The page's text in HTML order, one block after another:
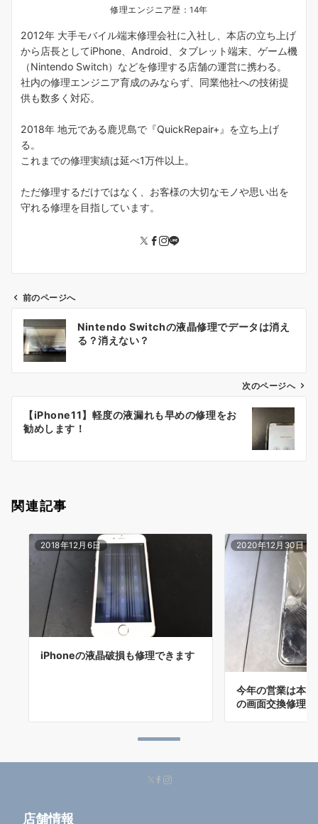
修理エンジニア歴：14年
2012年 大手モバイル端末修理会社に入社し、本店の立ち上げ
から店長としてiPhone、Android、タブレット端末、ゲーム機
（Nintendo Switch）などを修理する店舗の運営に携わる。
社内の修理エンジニア育成のみならず、同業他社への技術提
供も数多く対応。
2018年 地元である鹿児島で『QuickRepair+』を立ち上げ
る。
これまでの修理実績は延べ1万件以上。
ただ修理するだけではなく、お客様の大切なモノや思い出を
守れる修理を目指しています。
ビ
ン
前のページへ
Nintendo Switchの液晶修理でデータは消え
る？消えない？
次のページへ
【iPhone11】軽度の液漏れも早めの修理をお
勧めします！
関連記事
2018年12月6日
iPhoneの液晶破損も修理できます
2020年12月30日
今年の営業は本
の画面交換修理
店舗情報